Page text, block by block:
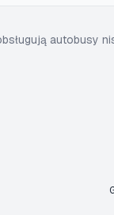
autobusy